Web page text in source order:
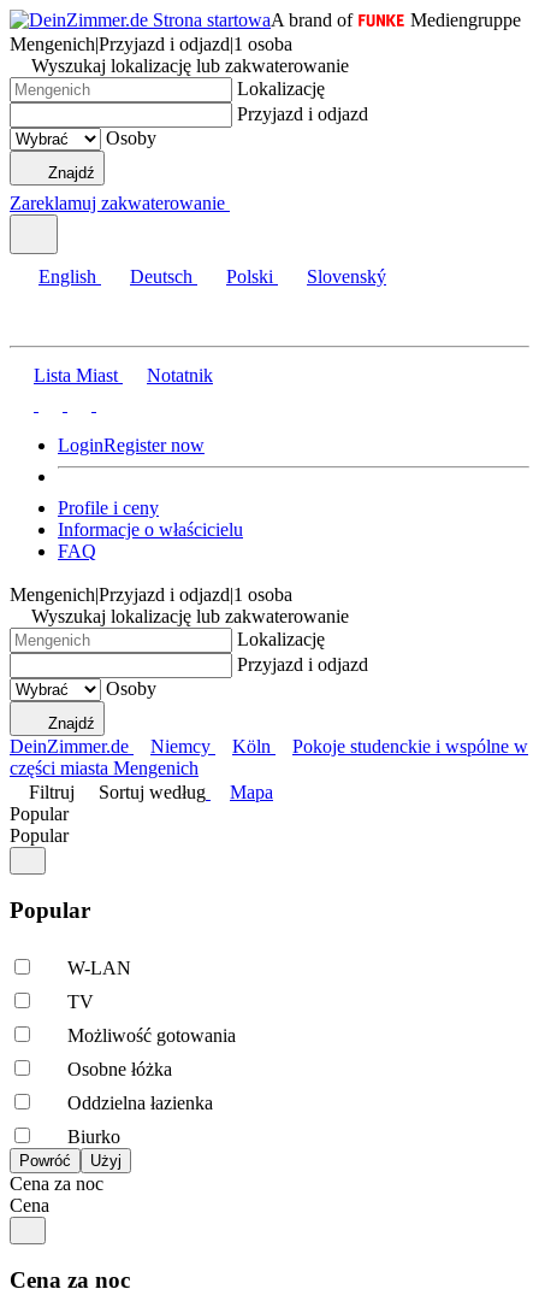
A brand of
Mediengruppe
Mengenich|Przyjazd i odjazd|1 osoba
Wyszukaj lokalizację lub zakwaterowanie
Lokalizację
Przyjazd i odjazd
Osoby
Znajdź
Zareklamuj zakwaterowanie
English Deutsch Polski Slovenský
Lista Miast Notatnik
LoginRegister now
Profile i ceny
Informacje o właścicielu
FAQ
Mengenich|Przyjazd i odjazd|1 osoba
Wyszukaj lokalizację lub zakwaterowanie
Lokalizację
Przyjazd i odjazd
Osoby
Znajdź
DeinZimmer.de Niemcy Köln
Pokoje studenckie i wspólne w
części miasta Mengenich
Filtruj
Sortuj według
Mapa
Popular
Popular
Popular
W-LAN
TV
Możliwość gotowania
Osobne łóżka
Oddzielna łazienka
Biurko
Cena za noc
Cena
Cena za noc